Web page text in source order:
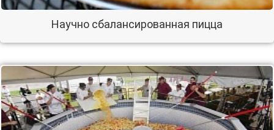
Научно сбалансированная пицца